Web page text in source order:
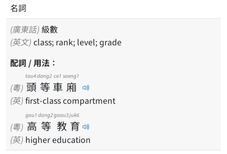
名詞
(廣東話) 級數
(英文) class; rank; level; grade
配詞 / 用法：
(粵) 頭
tau4
等
dang2
車
ce1
廂
soeng1
(英) first-class compartment
(粵) 高
gou1
等
dang2
教
gaau3
育
juk6
(英) higher education